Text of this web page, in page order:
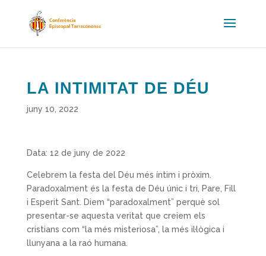
LA INTIMITAT DE DÉU
juny 10, 2022
Data: 12 de juny de 2022
Celebrem la festa del Déu més íntim i pròxim.
Paradoxalment és la festa de Déu únic i tri, Pare, Fill
i Esperit Sant. Diem “paradoxalment” perquè sol
presentar-se aquesta veritat que creiem els
cristians com “la més misteriosa”, la més il·lògica i
llunyana a la raó humana.